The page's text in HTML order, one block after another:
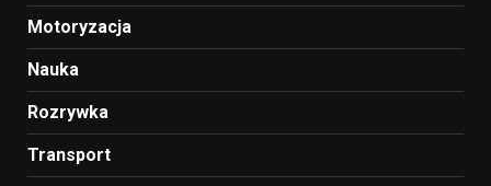
Motoryzacja
Nauka
Rozrywka
Transport